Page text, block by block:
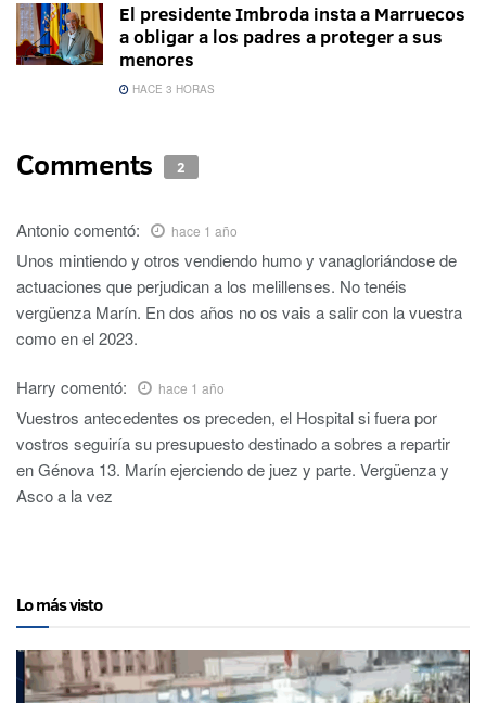
El presidente Imbroda insta a Marruecos
a obligar a los padres a proteger a sus
menores
HACE 3 HORAS
Comments 2
Antoniocomentó: hace 1 año
Unos mintiendo y otros vendiendo humo y vanagloriándose de
actuaciones que perjudican a los melillenses. No tenéis
vergüenza Marín. En dos años no os vais a salir con la vuestra
como en el 2023.
Harry comentó: hace 1 año
Vuestros antecedentes os preceden, el Hospital si fuera por
vostros seguiría su presupuesto destinado a sobres a repartir
en Génova 13. Marín ejerciendo de juez y parte. Vergüenza y
Asco a la vez
Lo más visto